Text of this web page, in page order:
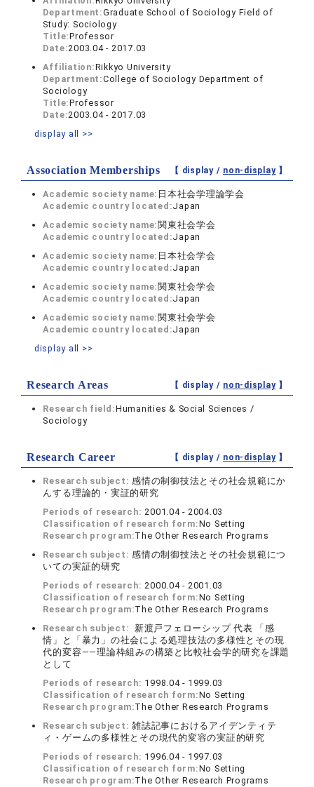
Department:Graduate School of Sociology Field of
Study: Sociology
Title:Professor
Date:2003.04 - 2017.03
Affiliation:Rikkyo University
Department:College of Sociology Department of
Sociology
Title:Professor
Date:2003.04 - 2017.03
display all >>
Association Memberships 【 display / non-display】
Academic society name: 日本社会学理論学会
Academic country located:Japan
Academic society name: 関東社会学会
Academic country located:Japan
Academic society name: 日本社会学会
Academic country located:Japan
Academic society name: 関東社会学会
Academic country located:Japan
Academic society name: 関東社会学会
Academic country located:Japan
display all >>
Research Areas 【 display / non-display】
Research field:Humanities & Social Sciences /
Sociology
Research Career 【 display / non-display】
Research subject:感情の制御技法とその社会規範にか
んする理論的・実証的研究
Periods of research:2001.04 - 2004.03
Classification of research form:No Setting
Research program:The Other Research Programs
Research subject:感情の制御技法とその社会規範につ
いての実証的研究
Periods of research:2000.04 - 2001.03
Classification of research form:No Setting
Research program:The Other Research Programs
Research subject:
新渡戸フェローシップ 代表 「感
情」と「暴力」の社会による処理技法の多様性とその現
代的変容――理論枠組みの構築と比較社会学的研究を課題
として
Periods of research: 1998.04 - 1999.03
Classification of research form:No Setting
Research program:The Other Research Programs
Research subject:雑誌記事におけるアイデンティテ
ィ・ゲームの多様性とその現代的変容の実証的研究
Periods of research: 1996.04 - 1997.03
Classification of research form:No Setting
Research program:The Other Research Programs